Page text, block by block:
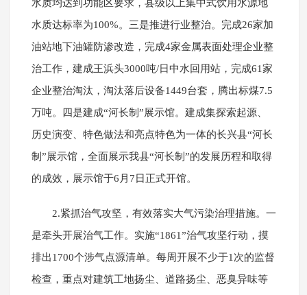
水质均达到功能区要求，县级以上集中式饮用水源地
水质达标率为100%。三是推进行业整治。完成26家加
油站地下油罐防渗改造，完成4家金属表面处理企业整
治工作，建成王浜头3000吨/日中水回用站，完成61家
企业整治淘汰，淘汰落后设备1449台套，腾出标煤7.5
万吨。四是建成“河长制”展示馆。建成集探索起源、
历史演变、特色做法和亮点特色为一体的长兴县“河长
制”展示馆，全面展示我县“河长制”的发展历程和取得
的成效，展示馆于6月7日正式开馆。
2.紧抓治气攻坚，有效落实大气污染治理措施。一
是牵头开展治气工作。实施“1861”治气攻坚行动，摸
排出1700个涉气点源清单。每周开展不少于1次的监督
检查，重点对建筑工地扬尘、道路扬尘、恶臭异味等